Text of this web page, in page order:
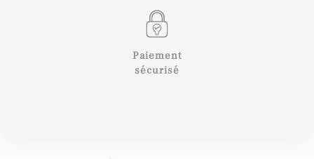
Paiement
sécurisé